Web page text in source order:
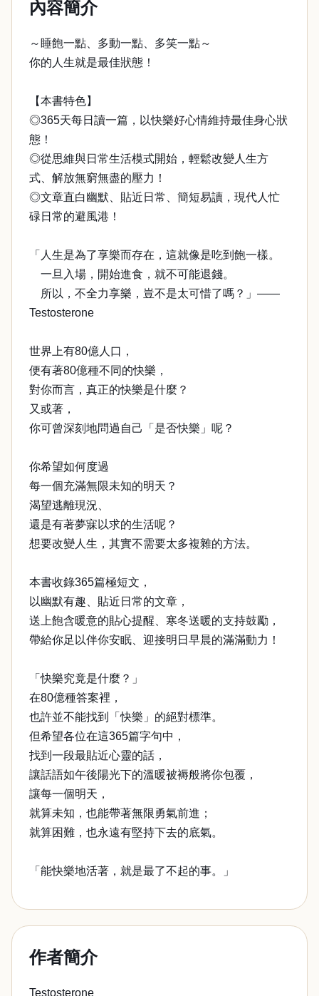
內容簡介
～睡飽一點、多動一點、多笑一點～
你的人生就是最佳狀態！
【本書特色】
◎365天每日讀一篇，以快樂好心情維持最佳身心狀
態！
◎從思維與日常生活模式開始，輕鬆改變人生方
式、解放無窮無盡的壓力！
◎文章直白幽默、貼近日常、簡短易讀，現代人忙
碌日常的避風港！
「人生是為了享樂而存在，這就像是吃到飽一樣。
一旦入場，開始進食，就不可能退錢。
所以，不全力享樂，豈不是太可惜了嗎？」——
Testosterone
世界上有80億人口，
便有著80億種不同的快樂，
對你而言，真正的快樂是什麼？
又或著，
你可曾深刻地問過自己「是否快樂」呢？
你希望如何度過
每一個充滿無限未知的明天？
渴望逃離現況、
還是有著夢寐以求的生活呢？
想要改變人生，其實不需要太多複雜的方法。
本書收錄365篇極短文，
以幽默有趣、貼近日常的文章，
送上飽含暖意的貼心提醒、寒冬送暖的支持鼓勵，
帶給你足以伴你安眠、迎接明日早晨的滿滿動力！
「快樂究竟是什麼？」
在80億種答案裡，
也許並不能找到「快樂」的絕對標準。
但希望各位在這365篇字句中，
找到一段最貼近心靈的話，
讓話語如午後陽光下的溫暖被褥般將你包覆，
讓每一個明天，
就算未知，也能帶著無限勇氣前進；
就算困難，也永遠有堅持下去的底氣。
「能快樂地活著，就是最了不起的事。」
作者簡介
Testosterone